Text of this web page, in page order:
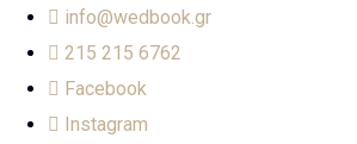
info@wedbook.gr
215 215 6762
Facebook
Instagram